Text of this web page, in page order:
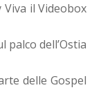
il Videobox
palco dell’Ostia
delle Gospel